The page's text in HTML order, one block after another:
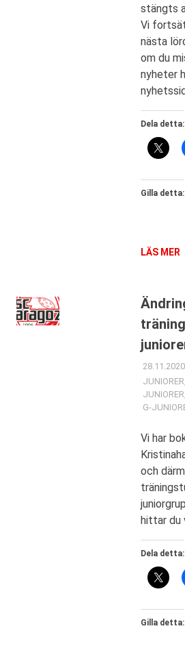
stängts
Vi
nästa
om du
nyheter
Dela detta:
Gilla detta:
LÄS MER
28.11.2020
JUNIORER
JUNIORER
G-
Vi har
och
hittar du
Dela detta:
Gilla detta: